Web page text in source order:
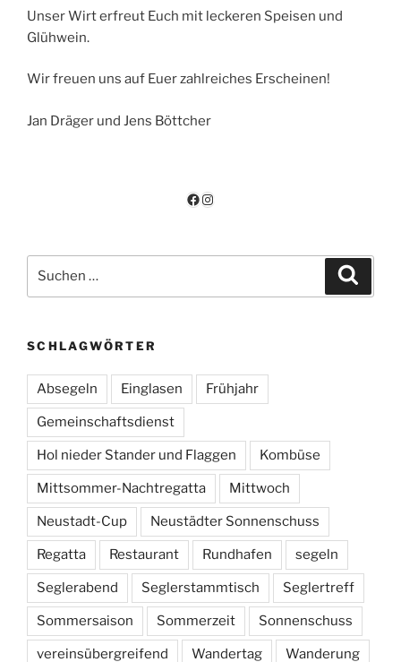
Unser Wirt erfreut Euch mit leckeren Speisen und
Glühwein.
Wir freuen uns auf Euer zahlreiches Erscheinen!
Jan Dräger und Jens Böttcher
Facebook
Instagram
nach:
SCHLAGWÖRTER
Absegeln Einglasen Frühjahr
Gemeinschaftsdienst
Hol nieder Stander und Flaggen Kombüse
Mittsommer-Nachtregatta Mittwoch
Neustadt-Cup Neustädter Sonnenschuss
Regatta Restaurant Rundhafen segeln
Seglerabend Seglerstammtisch Seglertreff
Sommersaison Sommerzeit Sonnenschuss
vereinsübergreifend Wandertag Wanderung